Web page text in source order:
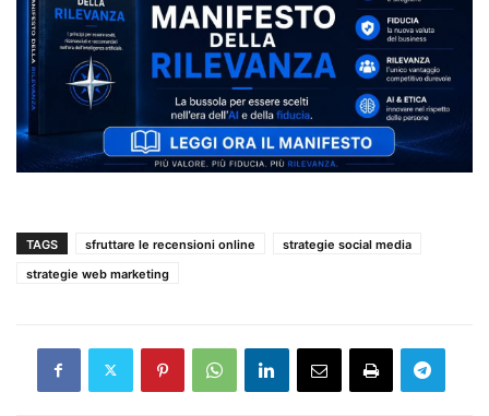
TAGS sfruttare le recensioni online
strategie social media
strategie web marketing